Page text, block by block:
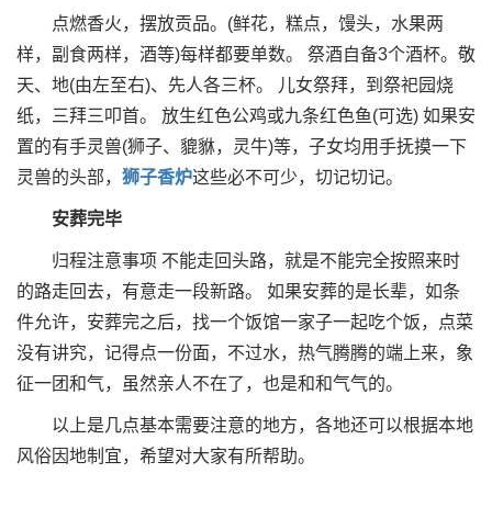
点燃香火，摆放贡品。(鲜花，糕点，馒头，水果两
样，副食两样，酒等)每样都要单数。 祭酒自备3个酒杯。敬
天、地(由左至右)、先人各三杯。 儿女祭拜，到祭祀园烧
纸，三拜三叩首。 放生红色公鸡或九条红色鱼(可选) 如果安
置的有手灵兽(狮子、貔貅，灵牛)等，子女均用手抚摸一下
灵兽的头部， 狮子香炉这些必不可少，切记切记。
安葬完毕
归程注意事项 不能走回头路，就是不能完全按照来时
的路走回去，有意走一段新路。 如果安葬的是长辈，如条
件允许，安葬完之后，找一个饭馆一家子一起吃个饭，点菜
没有讲究，记得点一份面，不过水，热气腾腾的端上来，象
征一团和气，虽然亲人不在了，也是和和气气的。
以上是几点基本需要注意的地方，各地还可以根据本地
风俗因地制宜，希望对大家有所帮助。